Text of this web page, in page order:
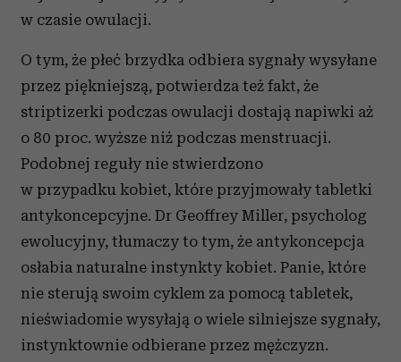
w czasie owulacji.
O tym, że płeć brzydka odbiera sygnały wysyłane
przez piękniejszą, potwierdza też fakt, że
striptizerki podczas owulacji dostają napiwki aż
o 80 proc. wyższe niż podczas menstruacji.
Podobnej reguły nie stwierdzono
w przypadku kobiet, które przyjmowały tabletki
antykoncepcyjne. Dr Geoffrey Miller, psycholog
ewolucyjny, tłumaczy to tym, że antykoncepcja
osłabia naturalne instynkty kobiet. Panie, które
nie sterują swoim cyklem za pomocą tabletek,
nieświadomie wysyłają o wiele silniejsze sygnały,
instynktownie odbierane przez mężczyzn.